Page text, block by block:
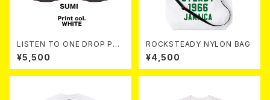
LISTEN TO ONE DROP PAN
THERS TEE 【 Sumi 】
¥5,500
ROCKSTEADY NYLON BAG
¥4,500